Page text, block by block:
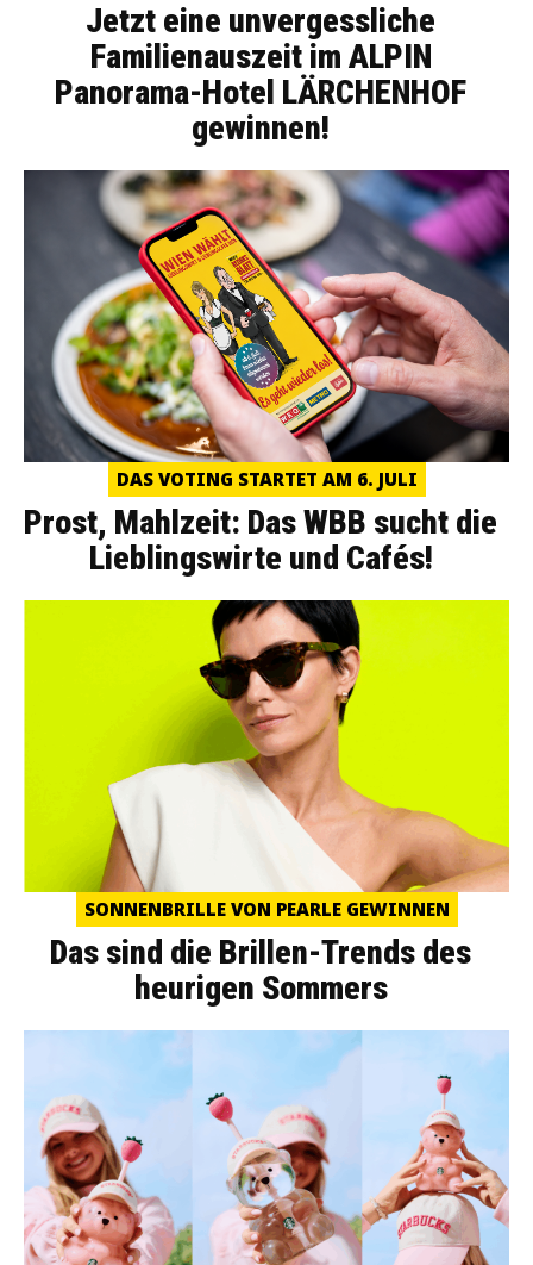
Jetzt eine unvergessliche
Familienauszeit im ALPIN
Panorama-Hotel LÄRCHENHOF
gewinnen!
DAS VOTING STARTET AM 6. JULI
Prost, Mahlzeit: Das WBB sucht die
Lieblingswirte und Cafés!
SONNENBRILLE VON PEARLE GEWINNEN
Das sind die Brillen-Trends des
heurigen Sommers